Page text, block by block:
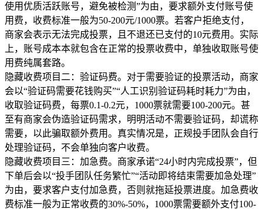
使用优质活跃账号，避免被检测”为由，要求额外支付账号使
用费，收费标准一般为50-200元/1000票。若客户拒绝支付，
商家会表示无法完成投票，且不退还已支付的10元费用。实际
上，账号成本本就包含在正常的投票收费中，单独收取账号使
用费纯属套路。
隐藏收费项目二：验证码费。对于需要验证的投票活动，商家
会以“验证码需要花钱购买”“人工识别验证码耗时耗力”为由，
收取验证码费，每票0.1-0.2元，1000票就需要100-200元。甚
至有商家会伪造验证码需求，明明活动不需要验证码，却谎称
需要，以此骗取额外费用。真实情况是，正规投手团队会自行
处理验证码，不会单独向客户收费。
隐藏收费项目三：加急费。商家承诺“24小时内完成投票”，但
下单后会以“投手团队任务繁忙”“活动即将结束需要加急处理”
为由，要求客户支付加急费，否则就拖延投票进度。加急费收
费标准一般为正常收费的30%-50%，1000票需要额外支付100-